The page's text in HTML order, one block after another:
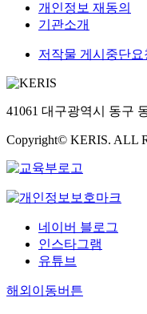
개인정보 재동의
기관소개
저작물 게시중단요
41061 대구광역시 동구
Copyright© KERIS. ALL
네이버 블로그
인스타그램
유튜브
해외이동버튼